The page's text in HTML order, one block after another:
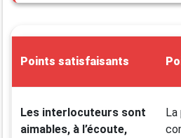
Points satisfaisants
Les interlocuteurs sont
aimables, à l’écoute,